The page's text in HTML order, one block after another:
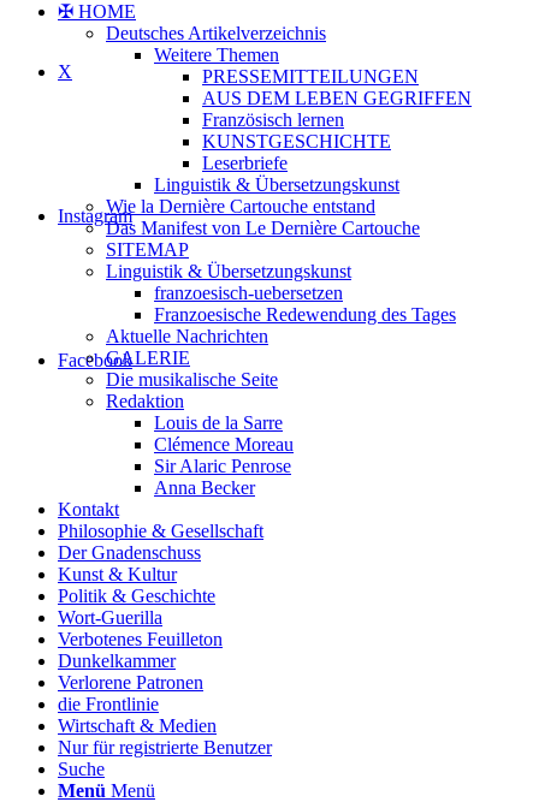
X
Instagram
Facebook
✠ HOME
Deutsches Artikelverzeichnis
Weitere Themen
PRESSEMITTEILUNGEN
AUS DEM LEBEN GEGRIFFEN
Französisch lernen
KUNSTGESCHICHTE
Leserbriefe
Linguistik & Übersetzungskunst
Wie la Dernière Cartouche entstand
Das Manifest von Le Dernière Cartouche
SITEMAP
Linguistik & Übersetzungskunst
franzoesisch-uebersetzen
Franzoesische Redewendung des Tages
Aktuelle Nachrichten
GALERIE
Die musikalische Seite
Redaktion
Louis de la Sarre
Clémence Moreau
Sir Alaric Penrose
Anna Becker
Kontakt
Philosophie & Gesellschaft
Der Gnadenschuss
Kunst & Kultur
Politik & Geschichte
Wort-Guerilla
Verbotenes Feuilleton
Dunkelkammer
Verlorene Patronen
die Frontlinie
Wirtschaft & Medien
Nur für registrierte Benutzer
Suche
Menü Menü